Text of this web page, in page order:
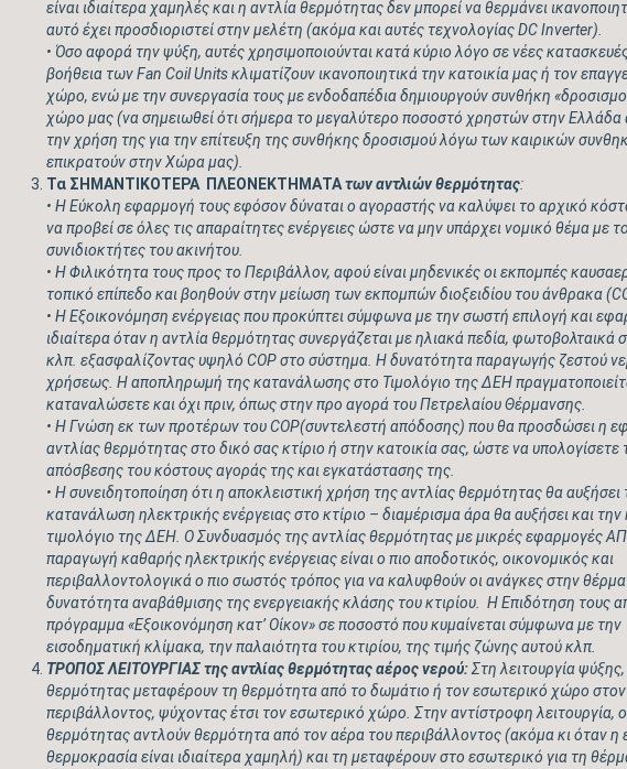
είναι ιδιαίτερα χαμηλές και η αντλία θερμότητας δεν μπορεί να θερμάνει
αυτό έχει προσδιοριστεί στην μελέτη (ακόμα και αυτές τεχνολογίαςDC Inverter).
• Όσο αφορά την ψύξη, αυτές χρησιμοποιούνται κατά κύριο λόγο σε νέες
βοήθεια τωνFan Coil Unitsκλιματίζουν ικανοποιητικά την κατοικία μας ή τον
χώρο, ενώ με την συνεργασία τους με ενδοδαπέδια δημιουργούν συνθήκη
χώρο μας (να σημειωθεί ότι σήμερα το μεγαλύτερο ποσοστό χρηστών στην Ελλάδα
την χρήση της για την επίτευξη της συνθήκης δροσισμού λόγω των καιρικών
επικρατούν στην Χώρα μας).
Τα ΣΗΜΑΝΤΙΚΟΤΕΡΑ ΠΛΕΟΝΕΚΤΗΜΑΤΑτων αντλιών θερμότητας:
• Η Εύκολη εφαρμογή τους εφόσον δύναται ο αγοραστής να καλύψει το αρχικό
να προβεί σε όλες τις απαραίτητες ενέργειες ώστε να μην υπάρχει νομικό θέμα με
συνιδιοκτήτες του ακινήτου.
• Η Φιλικότητα τους προς το Περιβάλλον, αφού είναι μηδενικές οι εκπομπές
τοπικό επίπεδο και βοηθούν στην μείωση των εκπομπών διοξειδίου του άνθρακα (
• Η Εξοικονόμηση ενέργειας που προκύπτει σύμφωνα με την σωστή επιλογή και
ιδιαίτερα όταν η αντλία θερμότητας συνεργάζεται με ηλιακά πεδία, φωτοβολταικά
κλπ. εξασφαλίζοντας υψηλό COPστο σύστημα. Η δυνατότητα παραγωγής ζεστού
χρήσεως. Η αποπληρωμή της κατανάλωσης στο Τιμολόγιο της ΔΕΗ
καταναλώσετε και όχι πριν, όπως στην προ αγορά του Πετρελαίου Θέρμανσης.
• Η Γνώση εκ των προτέρων τουCOP(συντελεστή απόδοσης) που θα προσδώσει η
αντλίας θερμότητας στο δικό σας κτίριο ή στην κατοικία σας, ώστε να υπολογίσετε
απόσβεσης του κόστους αγοράς της και εγκατάστασης της.
• Η συνειδητοποίηση ότι η αποκλειστική χρήση της αντλίας θερμότητας θα αυξήσει
κατανάλωση ηλεκτρικής ενέργειας στο κτίριο – διαμέρισμα άρα θα αυξήσει και την
τιμολόγιο της ΔΕΗ. Ο Συνδυασμός της αντλίας θερμότητας με μικρές εφαρμογές
παραγωγή καθαρής ηλεκτρικής ενέργειας είναι ο πιο αποδοτικός, οικονομικός και
περιβαλλοντολογικά ο πιο σωστός τρόπος για να καλυφθούν οι ανάγκες στην
δυνατότητα αναβάθμισης της ενεργειακής κλάσης του κτιρίου. Η Επιδότηση τους
πρόγραμμα «Εξοικονόμηση κατ’ Οίκον» σε ποσοστό που κυμαίνεται σύμφωνα με την
εισοδηματική κλίμακα, την παλαιότητα του κτιρίου, της τιμής ζώνης αυτού κλπ.
ΤΡΟΠΟΣ ΛΕΙΤΟΥΡΓΙΑΣτης αντλίας θερμότητας αέρος νερού:Στη λειτουργία ψύξης,
θερμότητας μεταφέρουν τη θερμότητα από το δωμάτιο ή τον εσωτερικό χώρο
περιβάλλοντος, ψύχοντας έτσι τον εσωτερικό χώρο. Στην αντίστροφη λειτουργία,
θερμότητας αντλούν θερμότητα από τον αέρα του περιβάλλοντος (ακόμα κι όταν η
θερμοκρασία είναι ιδιαίτερα χαμηλή) και τη μεταφέρουν στο εσωτερικό για τη